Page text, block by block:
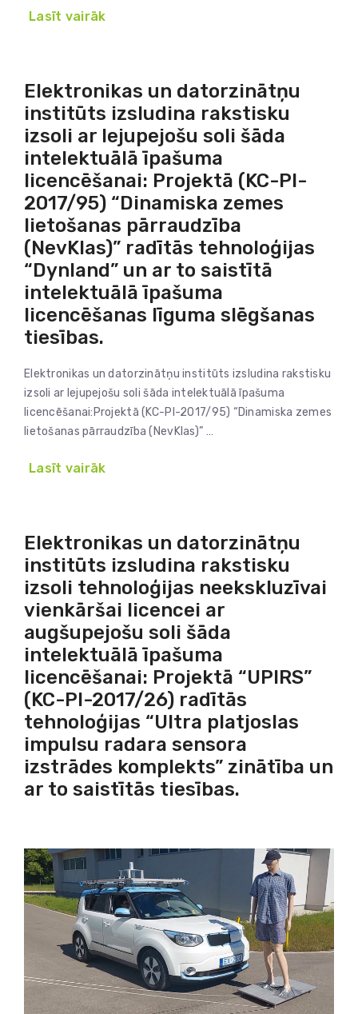
Lasīt vairāk
Elektronikas un datorzinātņu
institūts izsludina rakstisku
izsoli ar lejupejošu soli šāda
intelektuālā īpašuma
licencēšanai: Projektā (KC-PI-
2017/95) “Dinamiska zemes
lietošanas pārraudzība
(NevKlas)” radītās tehnoloģijas
“Dynland” un ar to saistītā
intelektuālā īpašuma
licencēšanas līguma slēgšanas
tiesības.
Elektronikas un datorzinātņu institūts izsludina rakstisku
izsoli ar lejupejošu soli šāda intelektuālā īpašuma
licencēšanai:Projektā (KC-PI-2017/95) “Dinamiska zemes
lietošanas pārraudzība (NevKlas)” …
Lasīt vairāk
Elektronikas un datorzinātņu
institūts izsludina rakstisku
izsoli tehnoloģijas neekskluzīvai
vienkāršai licencei ar
augšupejošu soli šāda
intelektuālā īpašuma
licencēšanai: Projektā “UPIRS”
(KC-PI-2017/26) radītās
tehnoloģijas “Ultra platjoslas
impulsu radara sensora
izstrādes komplekts” zinātība un
ar to saistītās tiesības.